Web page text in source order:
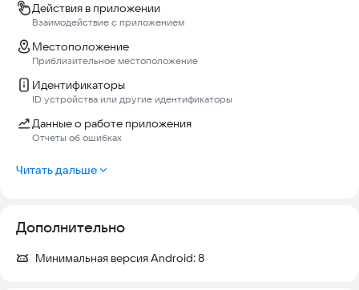
Действия в приложении
Взаимодействие с приложением
Местоположение
Приблизительное местоположение
Идентификаторы
ID устройства или другие идентификаторы
Данные о работе приложения
Отчеты об ошибках
Читать дальше
Дополнительно
Минимальная версия Android:8